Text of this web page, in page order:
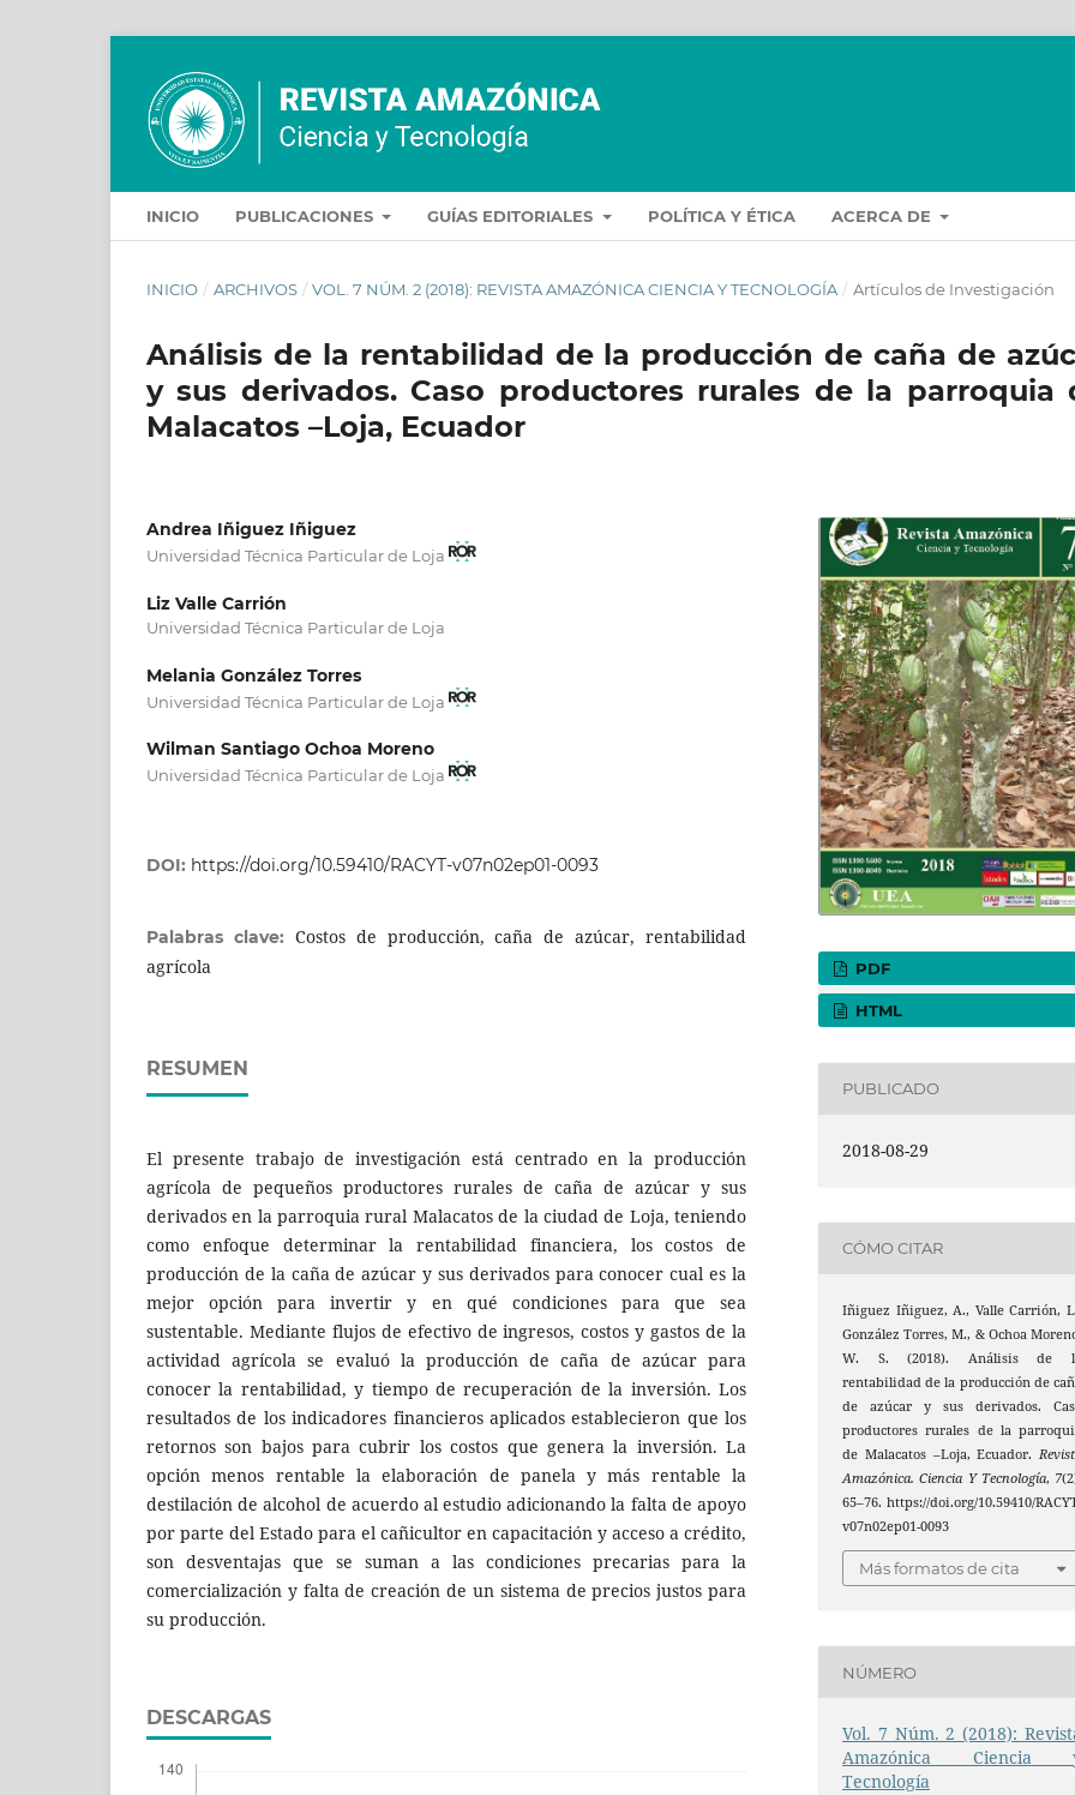
INICIO PUBLICACIONES GUÍAS EDITORIALES POLÍTICA Y ÉTICA ACERCA DE
INICIO / ARCHIVOS / VOL. 7 NÚM. 2 (2018): REVISTA AMAZÓNICA CIENCIA Y TECNOLOGÍA / Artículos de Investigación
Análisis de la rentabilidad de la producción de caña de
y sus derivados. Caso productores rurales de la parroquia
Malacatos –Loja, Ecuador
Andrea Iñiguez Iñiguez
Universidad Técnica Particular de Loja
Liz Valle Carrión
Universidad Técnica Particular de Loja
Melania González Torres
Universidad Técnica Particular de Loja
Wilman Santiago Ochoa Moreno
Universidad Técnica Particular de Loja
DOI: https://doi.org/10.59410/RACYT-v07n02ep01-0093
Palabras clave: Costos de producción, caña de azúcar, rentabilidad
agrícola
RESUMEN
El presente trabajo de investigación está centrado en la producción
agrícola de pequeños productores rurales de caña de azúcar y sus
derivados en la parroquia rural Malacatos de la ciudad de Loja, teniendo
como enfoque determinar la rentabilidad financiera, los costos de
producción de la caña de azúcar y sus derivados para conocer cual es la
mejor opción para invertir y en qué condiciones para que sea
sustentable. Mediante flujos de efectivo de ingresos, costos y gastos de la
actividad agrícola se evaluó la producción de caña de azúcar para
conocer la rentabilidad, y tiempo de recuperación de la inversión. Los
resultados de los indicadores financieros aplicados establecieron que los
retornos son bajos para cubrir los costos que genera la inversión. La
opción menos rentable la elaboración de panela y más rentable la
destilación de alcohol de acuerdo al estudio adicionando la falta de apoyo
por parte del Estado para el cañicultor en capacitación y acceso a crédito,
son desventajas que se suman a las condiciones precarias para la
comercialización y falta de creación de un sistema de precios justos para
su producción.
DESCARGAS
PDF
HTML
PUBLICADO
2018-08-29
CÓMO CITAR
Iñiguez Iñiguez, A., Valle Carrión,
González Torres, M., & Ochoa
W. S. (2018). Análisis de
rentabilidad de la producción de
de azúcar y sus derivados.
productores rurales de la
de Malacatos –Loja, Ecuador.
Amazónica. Ciencia Y Tecnología, 7
65–76. https://doi.org/10.59410/
v07n02ep01-0093
Más formatos de cita
NÚMERO
Vol. 7 Núm. 2 (2018):
Amazónica Ciencia
Tecnología